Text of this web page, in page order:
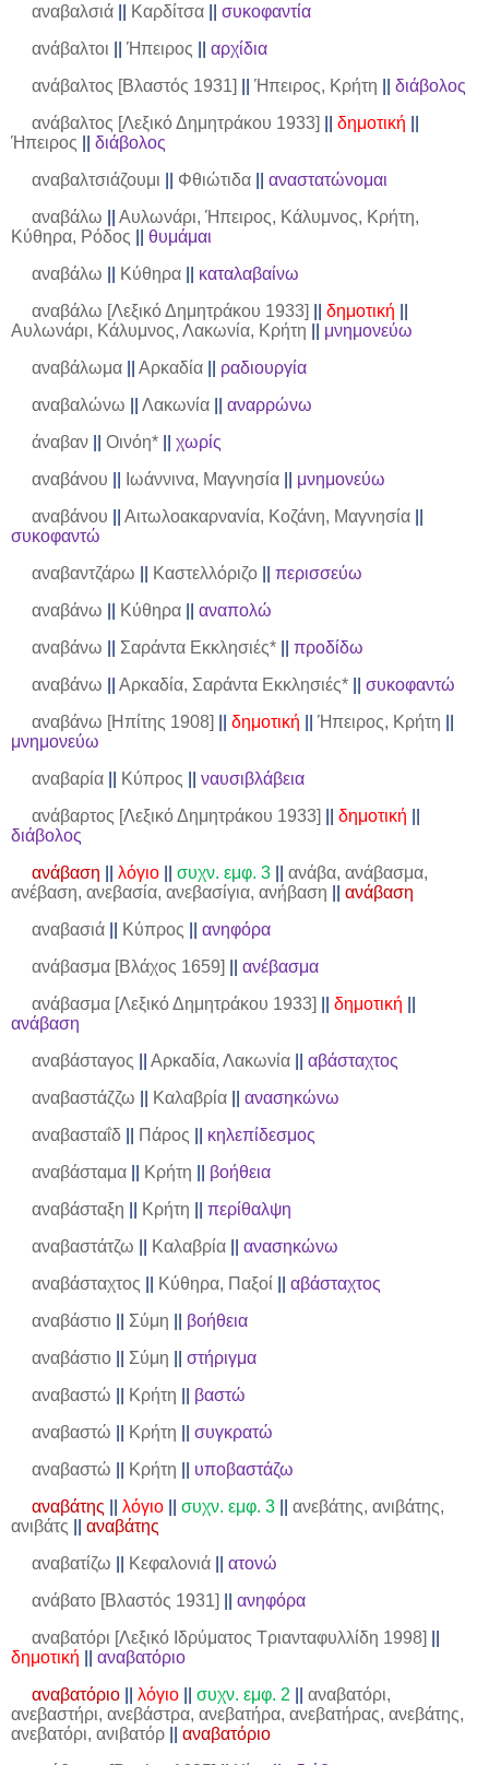
αναβαλσιά|| Καρδίτσα|| συκοφαντία
ανάβαλτοι
Ήπειρος
αρχίδια
ανάβαλτος [Βλαστός 1931]
Ήπειρος, Κρήτη
διάβολος
ανάβαλτος [Λεξικό Δημητράκου 1933]
δημοτική
Ήπειρος
διάβολος
αναβαλτσιάζουμι
Φθιώτιδα|| αναστατώνομαι
αναβάλω
Αυλωνάρι, Ήπειρος, Κάλυμνος, Κρήτη,
Κύθηρα, Ρόδος
θυμάμαι
αναβάλω
Κύθηρα|| καταλαβαίνω
αναβάλω [Λεξικό Δημητράκου 1933]
δημοτική
Αυλωνάρι, Κάλυμνος, Λακωνία, Κρήτη
μνημονεύω
αναβάλωμα|| Αρκαδία|| ραδιουργία
αναβαλώνω
Λακωνία|| αναρρώνω
άναβαν|| Οινόη*|| χωρίς
αναβάνου
Ιωάννινα, Μαγνησία|| μνημονεύω
αναβάνου
Αιτωλοακαρνανία, Κοζάνη, Μαγνησία||
συκοφαντώ
αναβαντζάρω
Καστελλόριζο|| περισσεύω
αναβάνω
Κύθηρα|| αναπολώ
αναβάνω
Σαράντα Εκκλησιές*|| προδίδω
αναβάνω
Αρκαδία, Σαράντα Εκκλησιές*|| συκοφαντώ
αναβάνω [Ηπίτης 1908]
δημοτική Ήπειρος, Κρήτη
μνημονεύω
αναβαρία|| Κύπρος
ναυσιβλάβεια
ανάβαρτος [Λεξικό Δημητράκου 1933]
δημοτική
διάβολος
ανάβαση
λόγιο|| συχν. εμφ. 3|| ανάβα, ανάβασμα,
ανέβαση, ανεβασία, ανεβασίγια, ανήβαση
ανάβαση
αναβασιά|| Κύπρος
ανηφόρα
ανάβασμα [Βλάχος 1659]
ανέβασμα
ανάβασμα [Λεξικό Δημητράκου 1933]
δημοτική
ανάβαση
αναβάσταγος
Αρκαδία, Λακωνία|| αβάσταχτος
αναβαστάζζω
Καλαβρία|| ανασηκώνω
αναβασταΐδ|| Πάρος
κηλεπίδεσμος
αναβάσταμα|| Κρήτη
βοήθεια
αναβάσταξη
Κρήτη
περίθαλψη
αναβαστάτζω
Καλαβρία|| ανασηκώνω
αναβάσταχτος
Κύθηρα, Παξοί
αβάσταχτος
αναβάστιο|| Σύμη
βοήθεια
αναβάστιο|| Σύμη
στήριγμα
αναβαστώ
Κρήτη
βαστώ
αναβαστώ
Κρήτη
συγκρατώ
αναβαστώ
Κρήτη
υποβαστάζω
αναβάτης
λόγιο|| συχν. εμφ. 3|| ανεβάτης, ανιβάτης,
ανιβάτς
αναβάτης
αναβατίζω
Κεφαλονιά|| ατονώ
ανάβατο [Βλαστός 1931]
ανηφόρα
αναβατόρι [Λεξικό Ιδρύματος Τριανταφυλλίδη 1998]
δημοτική
αναβατόριο
αναβατόριο|| λόγιο|| συχν. εμφ. 2
αναβατόρι,
ανεβαστήρι, ανεβάστρα, ανεβατήρα, ανεβατήρας, ανεβάτης,
ανεβατόρι, ανιβατόρ
αναβατόριο